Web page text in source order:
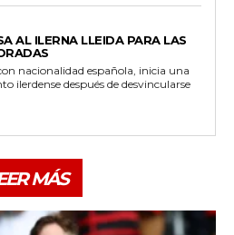
AL ILERNA LLEIDA PARA LAS
nacionalidad española, inicia una
ilerdense después de desvincularse
MÁS